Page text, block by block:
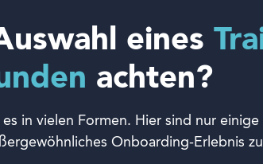
eines
achten?
in vielen Formen. Hier sind nur einige
Onboarding-Erlebnis